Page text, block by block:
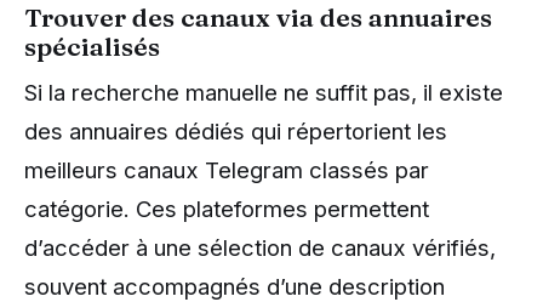
Trouver des canaux via des annuaires
spécialisés
Si la recherche manuelle ne suffit pas, il existe
des annuaires dédiés qui répertorient les
meilleurs canaux Telegram classés par
catégorie. Ces plateformes permettent
d’accéder à une sélection de canaux vérifiés,
souvent accompagnés d’une description